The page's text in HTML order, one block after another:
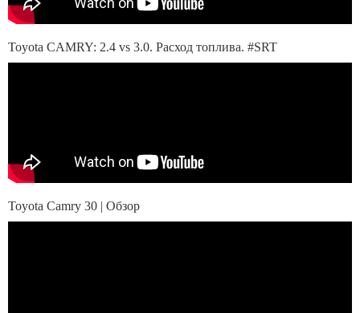
Toyota CAMRY: 2.4 vs 3.0. Расход топлива. #SRT
Toyota Camry 30 | Обзор